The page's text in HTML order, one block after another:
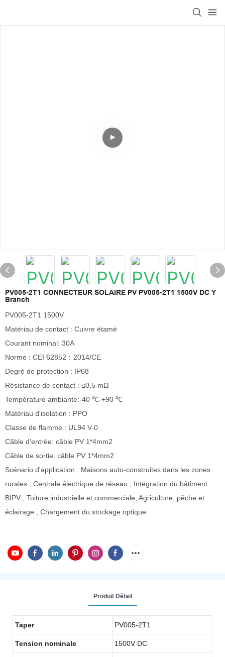
PV005-2T1 CONNECTEUR SOLAIRE PV PV005-2T1 1500V DC Y
Branch
PV005-2T1 1500V
Matériau de contact : Cuivre étamé
Courant nominal: 30A
Norme : CEI 62852：2014/CE
Degré de protection : IP68
Résistance de contact : ≤0,5 mΩ
Température ambiante:-40 ℃-+90 ℃
Matériau d'isolation : PPO
Classe de flamme : UL94 V-0
Câble d'entrée: câble PV 1*4mm2
Câble de sortie: câble PV 1*4mm2
Scénario d'application : Maisons auto-construites dans les zones
rurales ; Centrale électrique de réseau ; Intégration du bâtiment
BIPV ; Toiture industrielle et commerciale; Agriculture, pêche et
éclairage ; Chargement du stockage optique
Produit Détail
Taper PV005-2T1
Tension nominale 1500V DC